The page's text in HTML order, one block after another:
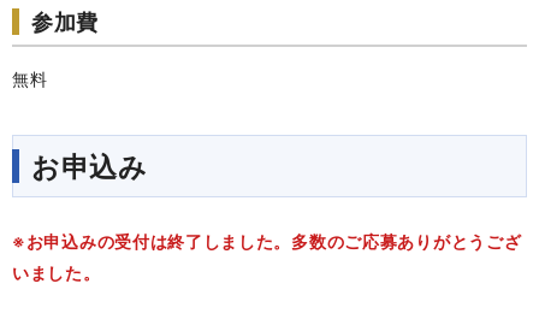
参加費
無料
お申込み
※お申込みの受付は終了しました。多数のご応募ありがとうござ
いました。